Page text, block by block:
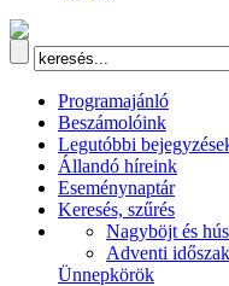
Programajánló
Beszámolóink
Legutóbbi
Állandó híreink
Eseménynaptár
Keresés, szűrés
Nagyböjt és
Adventi időszak
Ünnepkörök